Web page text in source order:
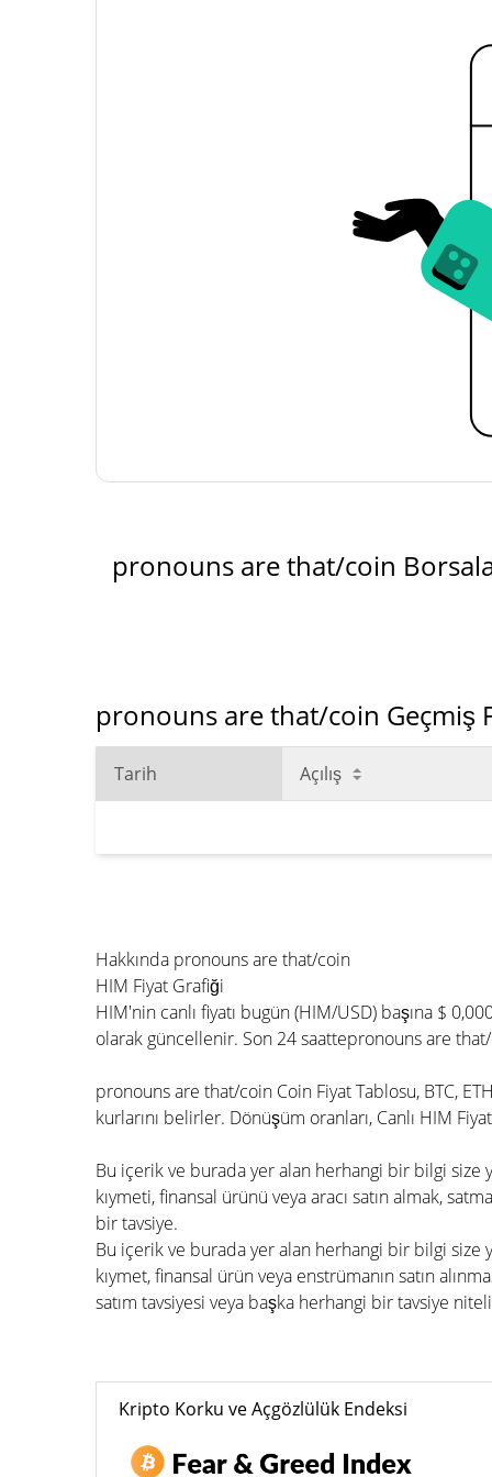
pronouns are that/coin
pronouns are that/coin Geçmiş
Tarih Açılış
Hakkında pronouns are that/coin
HIM Fiyat Grafiği
HIM'nin canlı fiyatı bugün (HIM/USD) başına $
olarak güncellenir. Son 24 saattepronouns are
pronouns are that/coin Coin Fiyat Tablosu, BTC,
kurlarını belirler. Dönüşüm oranları, Canlı HIM
Bu içerik ve burada yer alan herhangi bir bilgi size
kıymeti, finansal ürünü veya aracı satın almak,
bir tavsiye.
Bu içerik ve burada yer alan herhangi bir bilgi size
kıymet, finansal ürün veya enstrümanın satın
satım tavsiyesi veya başka herhangi bir tavsiye
Kripto Korku ve Açgözlülük Endeksi